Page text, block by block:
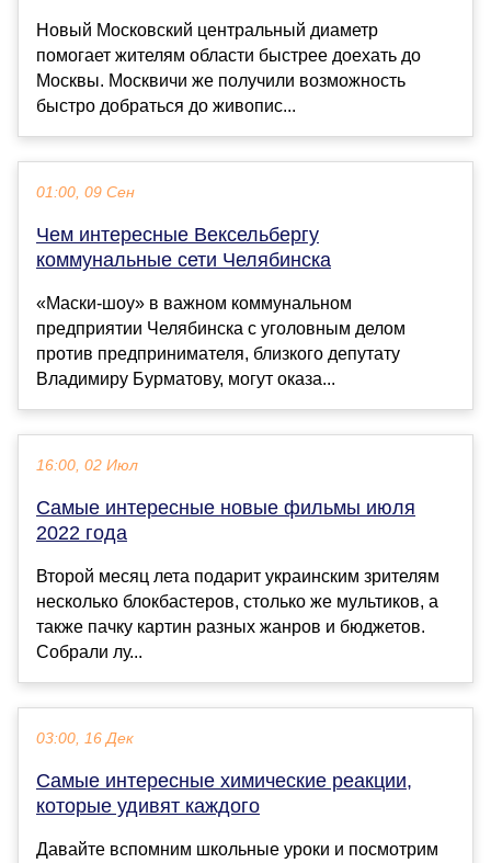
Новый Московский центральный диаметр
помогает жителям области быстрее доехать до
Москвы. Москвичи же получили возможность
быстро добраться до живопис...
01:00, 09 Сен
Чем интересные Вексельбергу
коммунальные сети Челябинска
«Маски-шоу» в важном коммунальном
предприятии Челябинска с уголовным делом
против предпринимателя, близкого депутату
Владимиру Бурматову, могут оказа...
16:00, 02 Июл
Самые интересные новые фильмы июля
2022 года
Второй месяц лета подарит украинским зрителям
несколько блокбастеров, столько же мультиков, а
также пачку картин разных жанров и бюджетов.
Собрали лу...
03:00, 16 Дек
Самые интересные химические реакции,
которые удивят каждого
Давайте вспомним школьные уроки и посмотрим